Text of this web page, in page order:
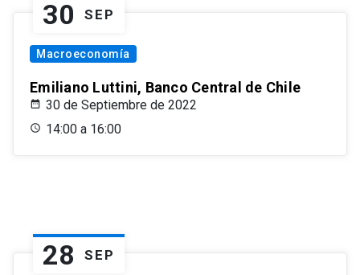
30 SEP
Macroeconomía
Emiliano Luttini, Banco Central de Chile
30 de Septiembre de 2022
14:00 a 16:00
28 SEP